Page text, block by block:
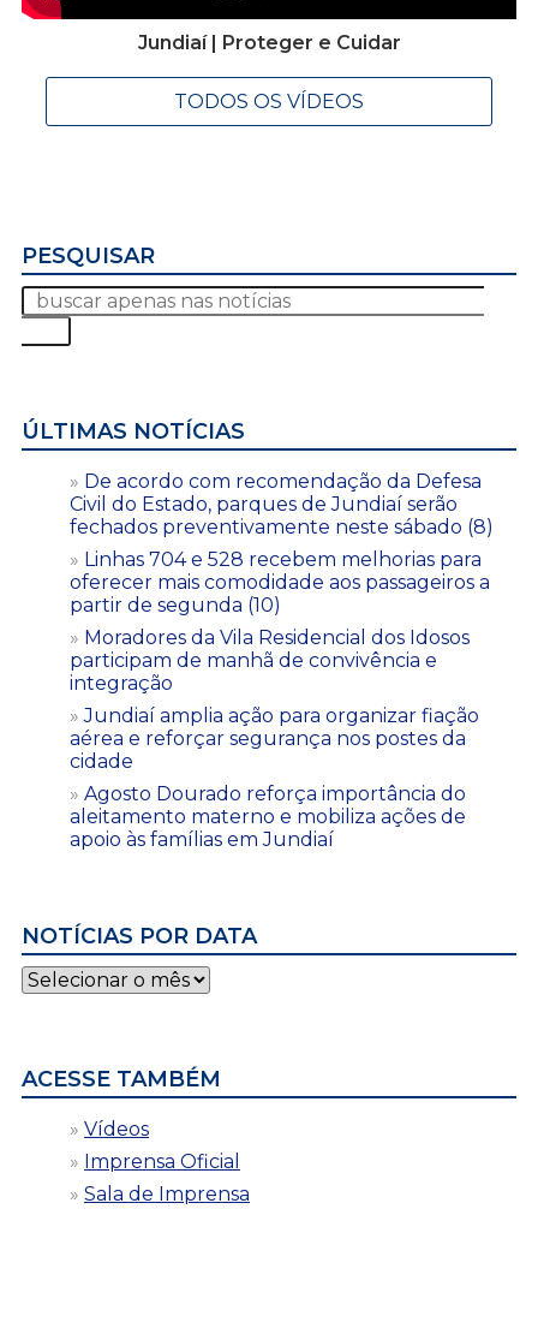
Jundiaí | Proteger e Cuidar
TODOS OS VÍDEOS
PESQUISAR
ÚLTIMAS NOTÍCIAS
De acordo com recomendação da Defesa
Civil do Estado, parques de Jundiaí serão
fechados preventivamente neste sábado (8)
Linhas 704 e 528 recebem melhorias para
oferecer mais comodidade aos passageiros a
partir de segunda (10)
Moradores da Vila Residencial dos Idosos
participam de manhã de convivência e
integração
Jundiaí amplia ação para organizar fiação
aérea e reforçar segurança nos postes da
cidade
Agosto Dourado reforça importância do
aleitamento materno e mobiliza ações de
apoio às famílias em Jundiaí
NOTÍCIAS POR DATA
Notícias
por
ACESSE TAMBÉM
Vídeos
Imprensa Oficial
Sala de Imprensa